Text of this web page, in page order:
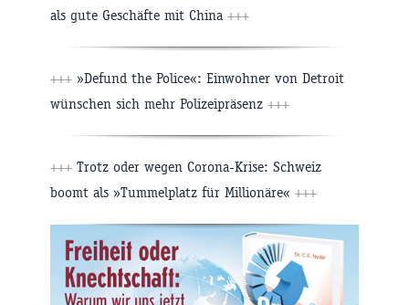
als gute Geschäfte mit China +++
+++ »Defund the Police«: Einwohner von Detroit
wünschen sich mehr Polizeipräsenz +++
+++ Trotz oder wegen Corona-Krise: Schweiz
boomt als »Tummelplatz für Millionäre« +++